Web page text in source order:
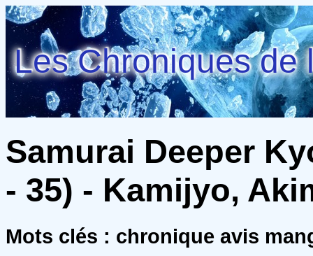
Les Chroniques de
Samurai Deeper
- 35) - Kamijyo,
Mots clés : chronique avis